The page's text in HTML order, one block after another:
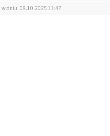
w dniu: 08.10.2025 11:47